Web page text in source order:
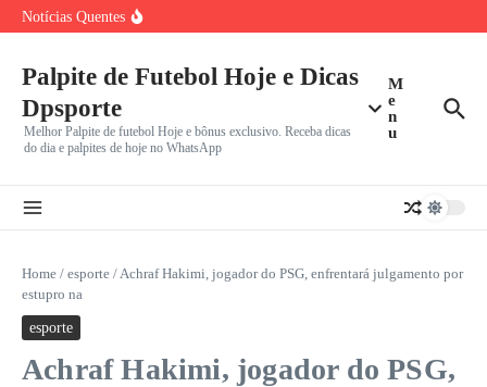
Ir para o conteúdo
Notícias Quentes
Botafogo x Fluminense: Clássico Vovô no Nilton Santos é
Palpite de Futebol Hoje e Dicas
Dpsporte
Melhor Palpite de futebol Hoje e bônus exclusivo. Receba dicas
do dia e palpites de hoje no WhatsApp
M
e
n
u
Home / esporte /Achraf Hakimi, jogador do PSG, enfrentará julgamento por
estupro na
esporte
Achraf Hakimi, jogador do PSG,